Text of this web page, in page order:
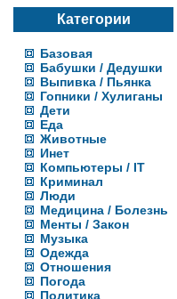
Категории
Базовая
Бабушки / Дедушки
Выпивка / Пьянка
Гопники / Хулиганы
Дети
Еда
Животные
Инет
Компьютеры / IT
Криминал
Люди
Медицина / Болезнь
Менты / Закон
Музыка
Одежда
Отношения
Погода
Политика